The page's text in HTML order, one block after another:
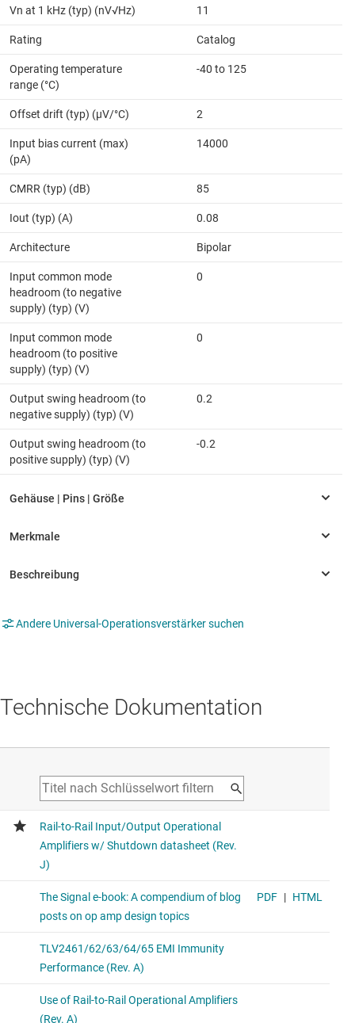
Vn at 1 kHz (typ) (nV√Hz) 11
Rating Catalog
Operating temperature
range (°C)
-40 to 125
Offset drift (typ) (µV/°C) 2
Input bias current (max)
(pA)
14000
CMRR (typ) (dB) 85
Iout (typ) (A) 0.08
Architecture Bipolar
Input common mode
headroom (to negative
supply) (typ) (V)
0
Input common mode
headroom (to positive
supply) (typ) (V)
0
Output swing headroom (to
negative supply) (typ) (V)
0.2
Output swing headroom (to
positive supply) (typ) (V)
-0.2
Andere Universal-Operationsverstärker suchen
Technische Dokumentation